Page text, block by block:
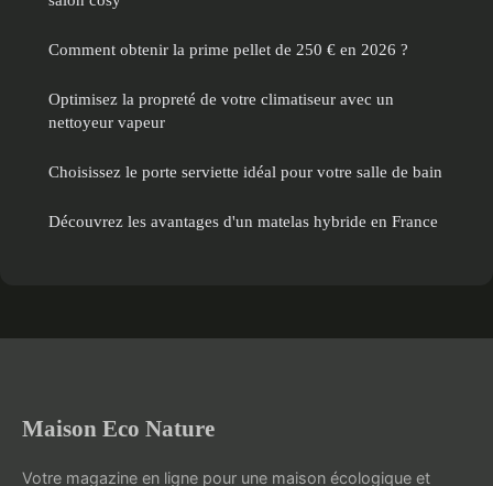
Comment obtenir la prime pellet de 250 € en 2026 ?
Optimisez la propreté de votre climatiseur avec un
nettoyeur vapeur
Choisissez le porte serviette idéal pour votre salle de bain
Découvrez les avantages d'un matelas hybride en France
Maison Eco Nature
Votre magazine en ligne pour une maison écologique et